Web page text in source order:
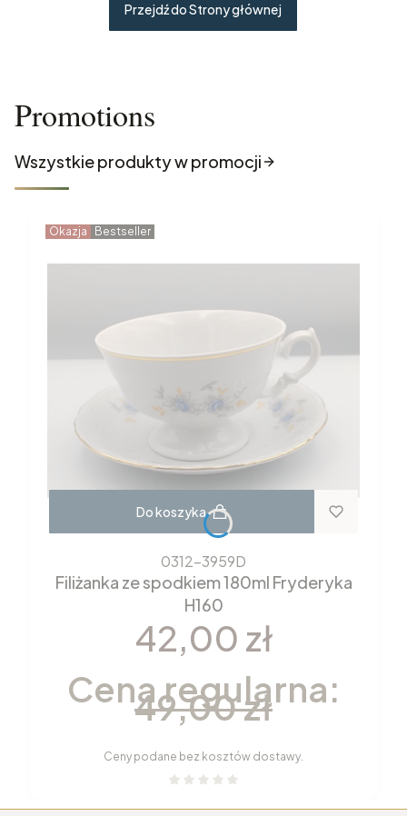
Przejdź do Strony głównej
Promotions
Wszystkie produkty w promocji
Okazja Bestseller
Do koszyka
0312-3959D
Filiżanka ze spodkiem 180ml Fryderyka
H160
42,00 zł
Cena regularna:
49,00 zł
Ceny podane bez kosztów dostawy.